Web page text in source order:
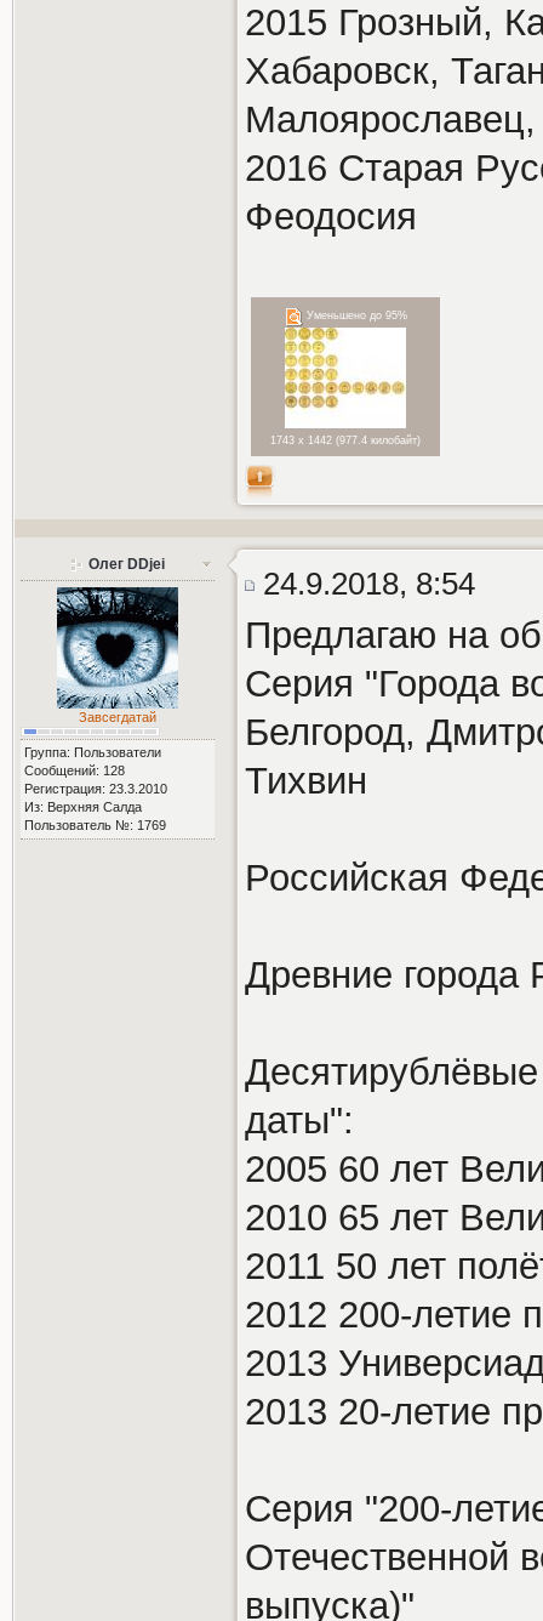
2015 Грозный,
Хабаровск,
2016 Старая
Феодосия
Уменьшено до 95%
1743 x 1442 (977.4 килобайт)
Олег DDjei
Завсегдатай
Группа: Пользователи
Сообщений: 128
Регистрация: 23.3.2010
Из: Верхняя Салда
Пользователь №: 1769
24.9.2018, 8:54
Предлагаю на
Серия "Города
Белгород,
Тихвин
Российская
Древние города
даты":
2005 60 лет
2010 65 лет
2011 50 лет
2012 200-летие
2013
2013 20-летие
Серия "200-
Отечественной
выпуска)"